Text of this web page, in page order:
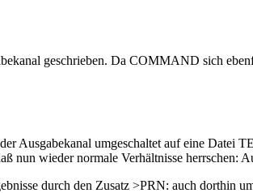
geschrieben. Da COMMAND sich
Ausgabekanal umgeschaltet auf eine
nun wieder normale Verhältnisse herrschen:
durch den Zusatz >PRN: auch dorthin